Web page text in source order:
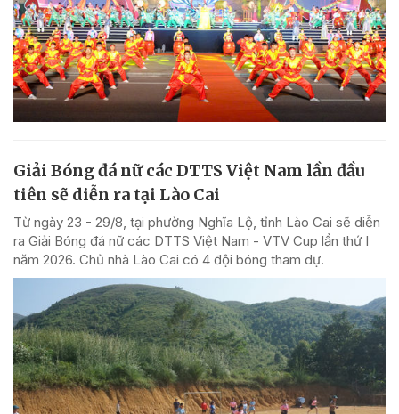
Giải Bóng đá nữ các DTTS Việt Nam lần đầu
tiên sẽ diễn ra tại Lào Cai
Từ ngày 23 - 29/8, tại phường Nghĩa Lộ, tỉnh Lào Cai sẽ diễn
ra Giải Bóng đá nữ các DTTS Việt Nam - VTV Cup lần thứ I
năm 2026. Chủ nhà Lào Cai có 4 đội bóng tham dự.